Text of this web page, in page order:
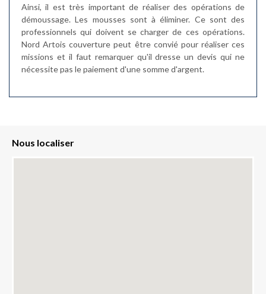
Ainsi, il est très important de réaliser des opérations de
démoussage. Les mousses sont à éliminer. Ce sont des
professionnels qui doivent se charger de ces opérations.
Nord Artois couverture peut être convié pour réaliser ces
missions et il faut remarquer qu'il dresse un devis qui ne
nécessite pas le paiement d'une somme d'argent.
Nous localiser